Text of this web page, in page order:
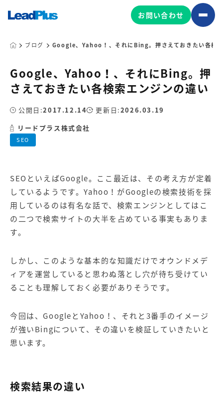
広告プロモーション
MA/CRM/SFA導入・運用
Web制作
マーケティングコンサルティング
Leadplus One
ボード
マーケティングサービスの製品
【店舗型ビジネス向け】エリ
ア
【金融機関向け】マーケティ
【IT企業向け】マーケティン
グ
サービス
SNSアカウント運用代行サー
ビス（LINE）
広告プロモーションの製品
【クリニック向け】新規集患
Web広告サービス
【歯科業界向け】新規集患
お問い合わせ
ブログ Google、Yahoo！、それにBing。押さえておきたい各検
Google、Yahoo！、それにBing。押
さえておきたい各検索エンジンの違い
SEO
公開日:2017.12.14 更新日:2026.03.19
リードプラス株式会社
SEOといえばGoogle。ここ最近は、その考え方が定着
しているようです。Yahoo！がGoogleの検索技術を採
用しているのは有名な話で、検索エンジンとしてはこ
の二つで検索サイトの大半を占めている事実もありま
す。
しかし、このような基本的な知識だけでオウンドメデ
ィアを運営していると思わぬ落とし穴が待ち受けてい
ることも理解しておく必要がありそうです。
今回は、GoogleとYahoo！、それと3番手のイメージ
が強いBingについて、その違いを検証していきたいと
思います。
検索結果の違い